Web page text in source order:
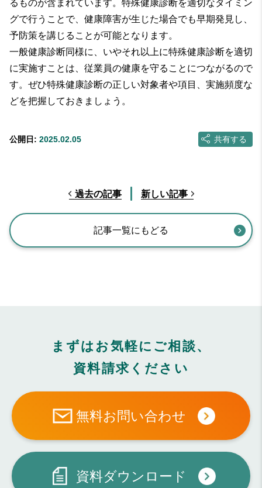
るものが含まれています。特殊健康診断を適切なタイミン
グで行うことで、健康障害が生じた場合でも早期発見し、
予防策を講じることが可能となります。
一般健康診断同様に、いやそれ以上に特殊健康診断を適切
に実施すことは、従業員の健康を守ることにつながるので
す。ぜひ特殊健康診断の正しい対象者や項目、実施頻度な
どを把握しておきましょう。
公開日: 2025.02.05 共有する
過去の記事 新しい記事
記事一覧にもどる
まずはお気軽にご相談、
資料請求ください
無料お問い合わせ
資料ダウンロード